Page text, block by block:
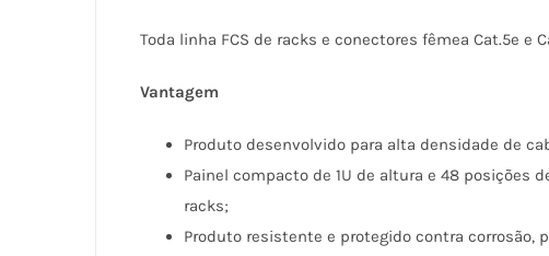
Toda linha FCS de racks e conectores fêmea Cat.5e e
Vantagem
Produto desenvolvido para alta densidade de
Painel compacto de 1U de altura e 48 posições
racks;
Produto resistente e protegido contra corrosão,